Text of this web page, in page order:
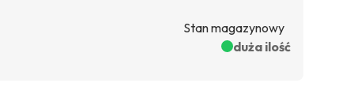
Stan magazynowy
duża ilość